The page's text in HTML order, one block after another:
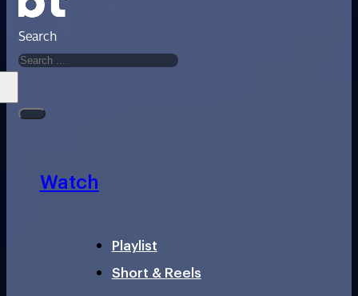
Search
Watch
Playlist
Short & Reels